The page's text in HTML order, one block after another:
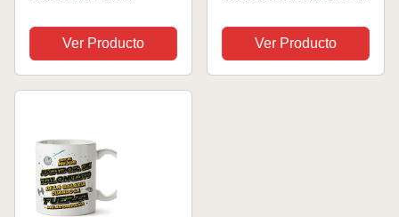
14,5 x 11,5 cm
Ver Producto
entrenador. Regalo
entrenadora. Taza
cerámica 330 ml.
Ver Producto